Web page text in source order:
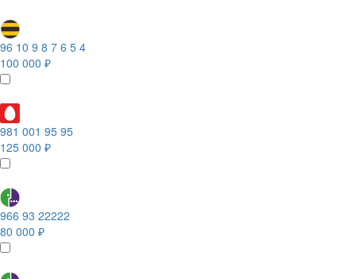
96 10 9 8 7 6 5 4
100 000 ₽
981 001 95 95
125 000 ₽
966 93 22222
80 000 ₽